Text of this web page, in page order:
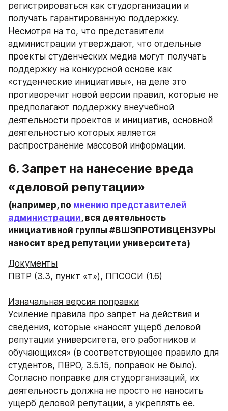
регистрироваться как студорганизации и
получать гарантированную поддержку.
Несмотря на то, что представители
администрации утверждают, что отдельные
проекты студенческих медиа могут получать
поддержку на конкурсной основе как
«студенческие инициативы», на деле это
противоречит новой версии правил, которые не
предполагают поддержку внеучебной
деятельности проектов и инициатив, основной
деятельностью которых является
распространение массовой информации.
6. Запрет на нанесение вреда
«деловой репутации»
(например, по мнению представителей
администрации, вся деятельность
инициативной группы #ВШЭПРОТИВЦЕНЗУРЫ
наносит вред репутации университета)
Документы
ПВТР (3.3, пункт «т»), ППСОСИ (1.6)
Изначальная версия поправки
Усиление правила про запрет на действия и
сведения, которые «наносят ущерб деловой
репутации университета, его работников и
обучающихся» (в соответствующее правило для
студентов, ПВРО, 3.5.15, поправок не было).
Согласно поправке для студорганизаций, их
деятельность должна не просто не наносить
ущерб деловой репутации, а укреплять ее.